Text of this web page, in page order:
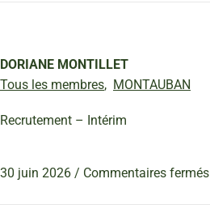
DORIANE MONTILLET
Tous les membres, MONTAUBAN
Recrutement – Intérim
30 juin 2026 / Commentaires fermés